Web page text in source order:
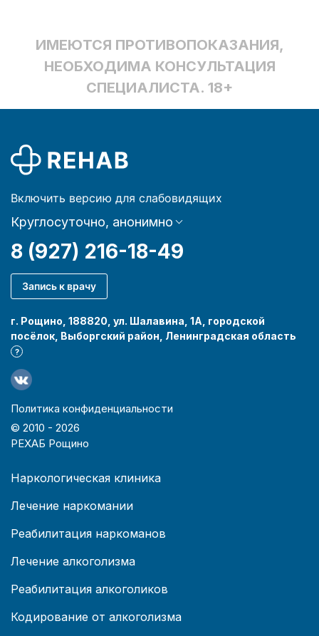
ИМЕЮТСЯ ПРОТИВОПОКАЗАНИЯ,
НЕОБХОДИМА КОНСУЛЬТАЦИЯ
СПЕЦИАЛИСТА. 18+
Включить версию для слабовидящих
Круглосуточно, анонимно
8 (927) 216-18-49
Запись к врачу
г. Рощино, 188820, ул. Шалавина, 1А, городской
посёлок, Выборгский район, Ленинградская область
?
Политика конфиденциальности
© 2010 - 2026
РЕХАБ Рощино
Наркологическая клиника
Лечение наркомании
Реабилитация наркоманов
Лечение алкоголизма
Реабилитация алкоголиков
Кодирование от алкоголизма